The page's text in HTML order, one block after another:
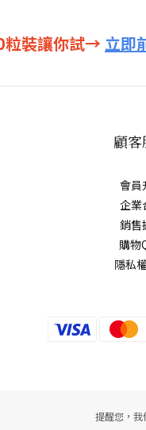
粒裝讓你試→ 立即
顧
會員
企業
銷售
購物
隱私
提醒您，我